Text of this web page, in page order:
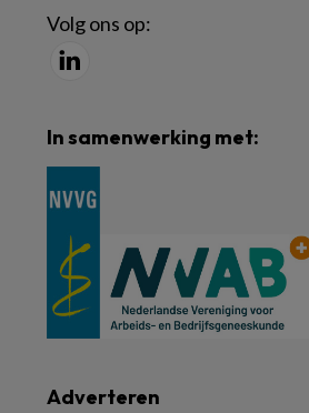
Volg ons op:
Adverteren
In samenwerking met: